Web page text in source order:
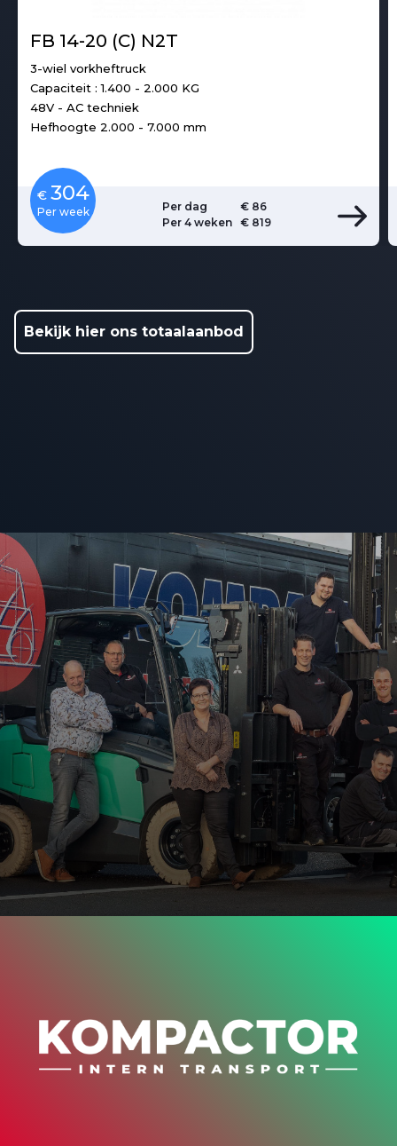
FB 14-20 (C) N2T
3-wiel vorkheftruck
Capaciteit : 1.400 - 2.000 KG
48V - AC techniek
Hefhoogte 2.000 - 7.000 mm
€ 304
Per week
Per dag
Per 4 weken
€ 86
€ 819
Bekijk hier ons totaalaanbod